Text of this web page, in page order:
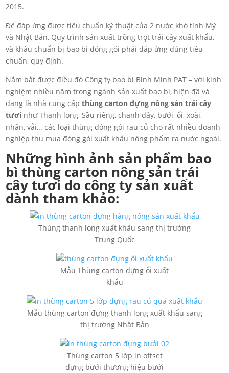
2015.
Để đáp ứng được tiêu chuẩn kỹ thuật của 2 nước khó tính Mỹ
và Nhật Bản, Quy trình sản xuất trồng trọt trái cây xuất khẩu,
và khâu chuẩn bị bao bì đóng gói phải đáp ứng đúng tiêu
chuẩn, quy định.
Nắm bắt được điều đó Công ty bao bì Bình Minh PAT – với kinh
nghiệm nhiều năm trong ngành sản xuất bao bì, hiện đã và
đang là nhà cung cấpthùng carton đựng nông sản trái cây
tươi như Thanh long, Sầu riêng, chanh dây, bưởi, ổi, xoài,
nhãn, vải,.. các loại thùng đóng gói rau củ cho rất nhiều doanh
nghiệp thu mua đóng gói xuất khẩu nông phẩm ra nước ngoài.
Những hình ảnh sản phẩm bao
bì thùng carton nông sản trái
cây tươi do công ty sản xuất
dành tham khảo:
Thùng thanh long xuất khẩu sang thị trường
Trung Quốc
Mẫu Thùng carton đựng ổi xuất
khẩu
Mẫu thùng carton đựng thanh long xuất khẩu sang
thị trường Nhật Bản
Thùng carton 5 lớp in offset
đựng bưởi thương hiệu bưởi